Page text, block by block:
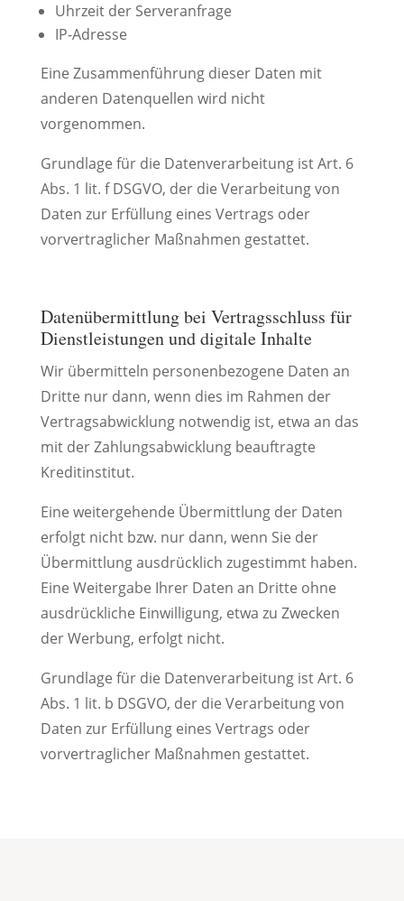
Uhrzeit der Serveranfrage
IP-Adresse
Eine Zusammenführung dieser Daten mit
anderen Datenquellen wird nicht
vorgenommen.
Grundlage für die Datenverarbeitung ist Art. 6
Abs. 1 lit. f DSGVO, der die Verarbeitung von
Daten zur Erfüllung eines Vertrags oder
vorvertraglicher Maßnahmen gestattet.
Datenübermittlung bei Vertragsschluss für
Dienstleistungen und digitale Inhalte
Wir übermitteln personenbezogene Daten an
Dritte nur dann, wenn dies im Rahmen der
Vertragsabwicklung notwendig ist, etwa an das
mit der Zahlungsabwicklung beauftragte
Kreditinstitut.
Eine weitergehende Übermittlung der Daten
erfolgt nicht bzw. nur dann, wenn Sie der
Übermittlung ausdrücklich zugestimmt haben.
Eine Weitergabe Ihrer Daten an Dritte ohne
ausdrückliche Einwilligung, etwa zu Zwecken
der Werbung, erfolgt nicht.
Grundlage für die Datenverarbeitung ist Art. 6
Abs. 1 lit. b DSGVO, der die Verarbeitung von
Daten zur Erfüllung eines Vertrags oder
vorvertraglicher Maßnahmen gestattet.